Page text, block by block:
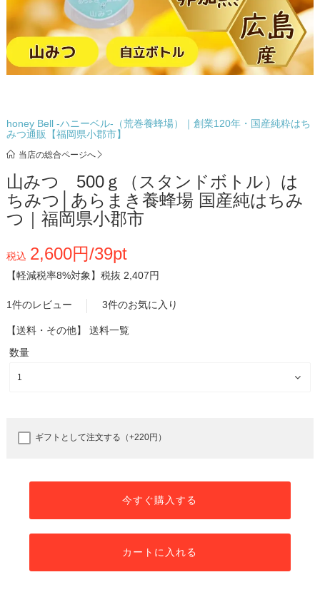
honey Bell -ハニーベル-（荒巻養蜂場）｜創業120年・国産純粋はち
みつ通販【福岡県小郡市】
当店の総合ページへ
山みつ 500ｇ（スタンドボトル）は
ちみつ│あらまき養蜂場 国産純はちみ
つ｜福岡県小郡市
税込 2,600円/39pt
【軽減税率8%対象】 税抜 2,407円
1件のレビュー 3件のお気に入り
【送料・その他】 送料一覧
数量
ギフトとして注文する（+220円）
今すぐ購入する
カートに入れる